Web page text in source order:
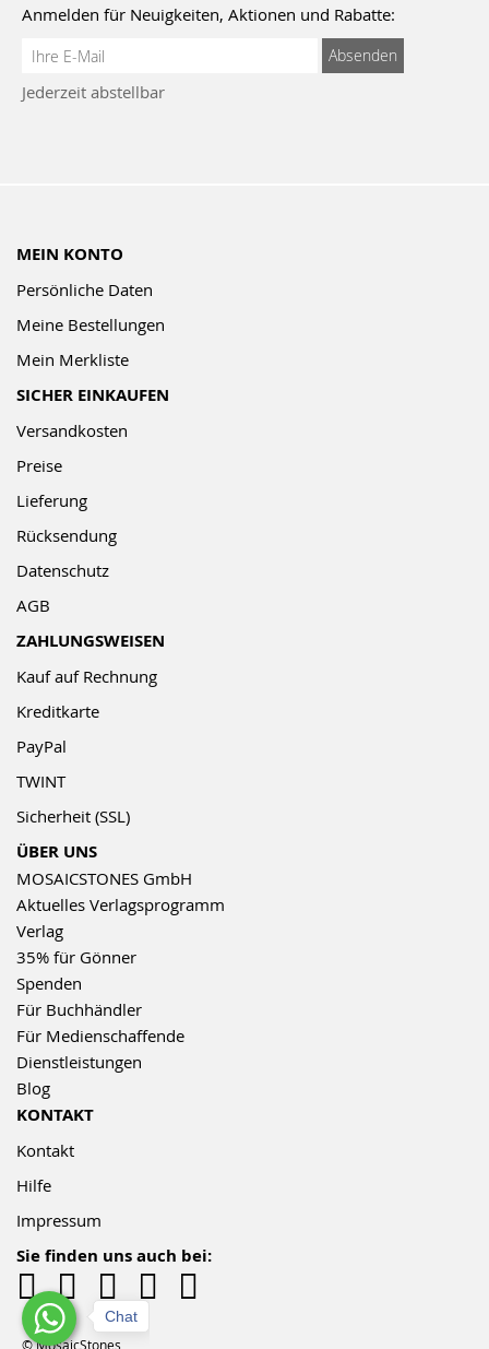
Anmelden für Neuigkeiten, Aktionen und Rabatte:
Anmeldung
Newsletter:
Absenden
Jederzeit abstellbar
MEIN KONTO
Persönliche Daten
Meine Bestellungen
Mein Merkliste
SICHER EINKAUFEN
Versandkosten
Preise
Lieferung
Rücksendung
Datenschutz
AGB
ZAHLUNGSWEISEN
Kauf auf Rechnung
Kreditkarte
PayPal
TWINT
Sicherheit (SSL)
ÜBER UNS
MOSAICSTONES GmbH
Aktuelles Verlagsprogramm
Verlag
35% für Gönner
Spenden
Für Buchhändler
Für Medienschaffende
Dienstleistungen
Blog
KONTAKT
Kontakt
Hilfe
Impressum
Sie finden uns auch bei:
© MosaicStones
Chat